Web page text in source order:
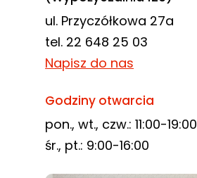
ul. Przyczółkowa 27a
tel. 22 648 25 03
Napisz do nas
Godziny otwarcia
pon., wt., czw.: 11:00-19:00
śr., pt.: 9:00-16:00